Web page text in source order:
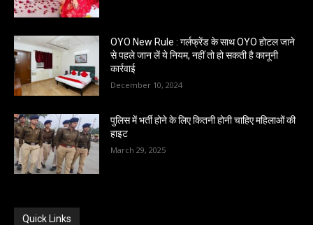
OYO New Rule : गर्लफ्रेंड के साथ OYO होटल जाने
से पहले जान लें ये नियम, नहीं तो हो सकती है कानूनी
कार्रवाई
December 10, 2024
पुलिस में भर्ती होने के लिए कितनी होनी चाहिए महिलाओं की
हाइट
March 29, 2025
Quick Links